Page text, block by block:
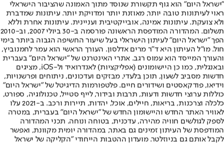
"ישראל היום" הוא גוף תקשורת שנוסד מתוך האמונה שהציבור הישראלי
ראוי לעיתונות טובה יותר, מאוזנת יותר ומדויקת יותר. עיתונות שמדברת
ולא צועקת. עיתונות אמינה, אובייקטיבית ועניינית. עיתונות אחרת וללא
תשלום. המהדורה המודפסת הראשונה פורסמה ב-30 ביולי 2007, וב-2010
הפך "ישראל היום" לעיתון הישראלי בעל שיעור החשיפה הגבוה ביותר בימי
חול. מו"ל העיתון היא ד"ר מרים אדלסון. העורך הראשי הוא עמר לחמנוביץ,
והעורך המייסד הוא עמוס רגב. אתרי האינטרנט של "ישראל היום" בעברית
ובאנגלית, כמו כן היישומונים (אפליקציות) לאנדרואיד ול-iOS, מציגים
חדשות מסביב לשעון, תוכן בלעדי, מבזקים ועדכונים, ניתוחים ופרשנויות,
וידיאו, פודקאסטים ושידורים חיים. פלטפורמות הדיגיטל של "ישראל היום"
כוללות ערוצי חדשות ודעות, תרבות ובידור, לייף סטייל, טכנולוגיה, ספורט,
כלכלה וצרכנות, בריאות, חיילים, אוכל, יהדות, תיירות ורכב. ב-2021 עלו
לאוויר האתר החדש והיישומון החדש של "ישראל היום" בעברית, במטרה
לספק לגולשים חוויה מהירה, עדכנית, בטוחה ונוחה. תכני המהדורה
המודפסת של העיתון זמינים גם באתר, במהדורה יומית מקוונת, ואפשר
לקבל אותם גם בניוזלטר. מועדון ההטבות הייחודי "הקליקה של ישראל